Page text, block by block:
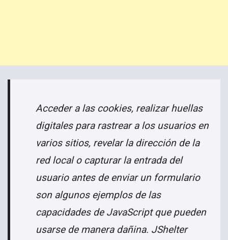
Acceder a las cookies, realizar huellas
digitales para rastrear a los usuarios en
varios sitios, revelar la dirección de la
red local o capturar la entrada del
usuario antes de enviar un formulario
son algunos ejemplos de las
capacidades de JavaScript que pueden
usarse de manera dañina. JShelter